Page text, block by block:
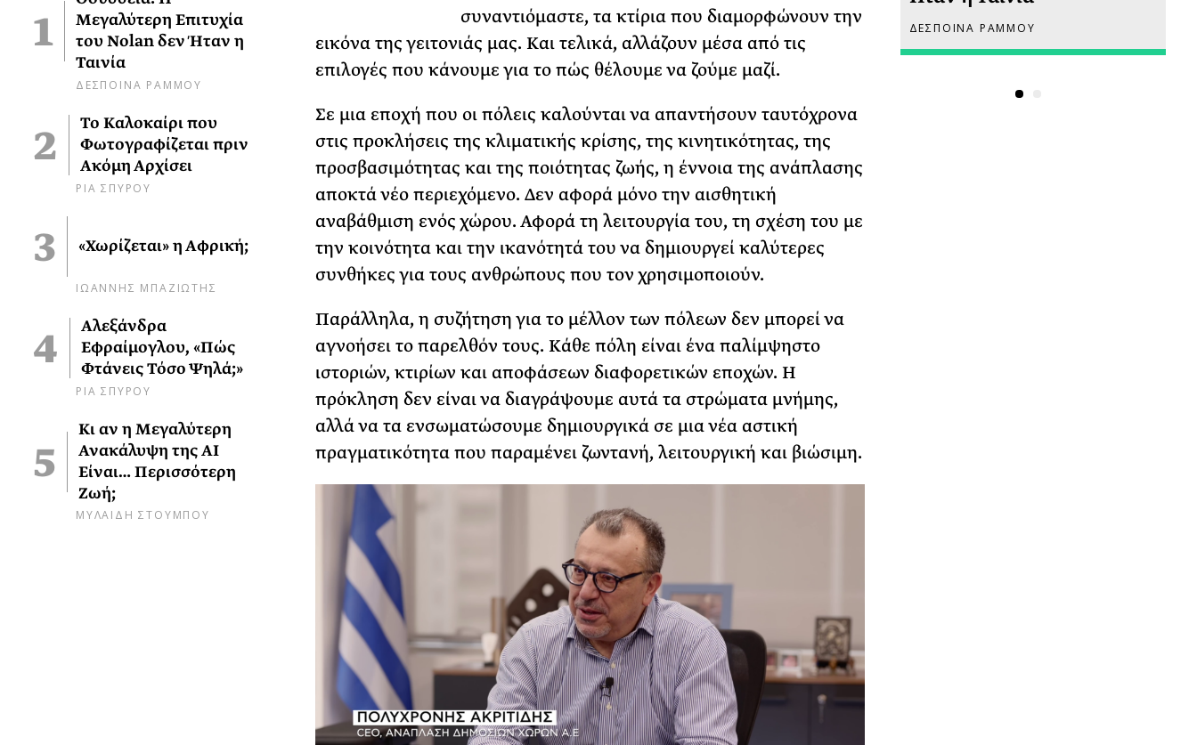
Μεγαλύτερη Επιτυχία
του Nolan δεν Ήταν η
Ταινία
ΔΕΣΠΟΙΝΑ ΡΑΜΜΟΥ
Το Καλοκαίρι που
Φωτογραφίζεται πριν
Ακόμη Αρχίσει
ΡΙΑ ΣΠΥΡΟΥ
«Χωρίζεται» η Αφρική;
ΙΩΑΝΝΗΣ ΜΠΑΖΙΩΤΗΣ
Αλεξάνδρα
Εφραίμογλου, «Πώς
Φτάνεις Τόσο Ψηλά;»
ΡΙΑ ΣΠΥΡΟΥ
Κι αν η Μεγαλύτερη
Ανακάλυψη της AI
Είναι… Περισσότερη
Ζωή;
ΜΥΛΑΙΔΗ ΣΤΟΥΜΠΟΥ
συναντιόμαστε, τα κτίρια που διαμορφώνουν την
εικόνα της γειτονιάς μας. Και τελικά, αλλάζουν μέσα από τις
επιλογές που κάνουμε για το πώς θέλουμε να ζούμε μαζί.
Σε μια εποχή που οι πόλεις καλούνται να απαντήσουν ταυτόχρονα
στις προκλήσεις της κλιματικής κρίσης, της κινητικότητας, της
προσβασιμότητας και της ποιότητας ζωής, η έννοια της ανάπλασης
αποκτά νέο περιεχόμενο. Δεν αφορά μόνο την αισθητική
αναβάθμιση ενός χώρου. Αφορά τη λειτουργία του, τη σχέση του με
την κοινότητα και την ικανότητά του να δημιουργεί καλύτερες
συνθήκες για τους ανθρώπους που τον χρησιμοποιούν.
Παράλληλα, η συζήτηση για το μέλλον των πόλεων δεν μπορεί να
αγνοήσει το παρελθόν τους. Κάθε πόλη είναι ένα παλίμψηστο
ιστοριών, κτιρίων και αποφάσεων διαφορετικών εποχών. Η
πρόκληση δεν είναι να διαγράψουμε αυτά τα στρώματα μνήμης,
αλλά να τα ενσωματώσουμε δημιουργικά σε μια νέα αστική
πραγματικότητα που παραμένει ζωντανή, λειτουργική και βιώσιμη.
ΡΙΑ ΣΠΥΡΟΥ ΔΕΣΠΟΙΝΑ ΡΑΜΜΟΥ